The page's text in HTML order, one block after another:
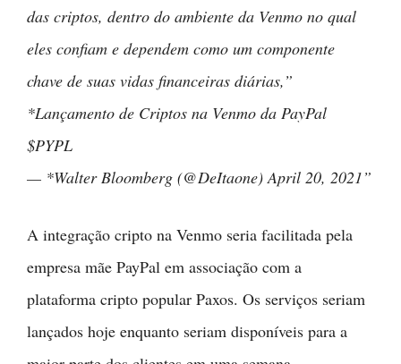
das criptos, dentro do ambiente da Venmo no qual
eles confiam e dependem como um componente
chave de suas vidas financeiras diárias,”
*Lançamento de Criptos na Venmo da PayPal
$PYPL
— *Walter Bloomberg (@DeItaone) April 20, 2021”
A integração cripto na Venmo seria facilitada pela
empresa mãe PayPal em associação com a
plataforma cripto popular Paxos. Os serviços seriam
lançados hoje enquanto seriam disponíveis para a